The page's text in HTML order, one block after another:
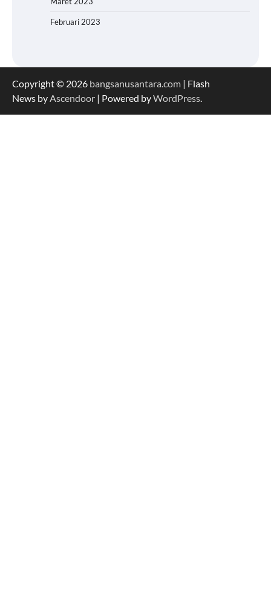
Februari 2023
Copyright © 2026 bangsanusantara.com | Flash
News byAscendoor | Powered byWordPress.